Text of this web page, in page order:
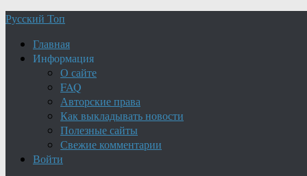
Русский Топ
Главная
Информация
О сайте
FAQ
Авторские права
Как выкладывать новости
Полезные сайты
Свежие комментарии
Войти